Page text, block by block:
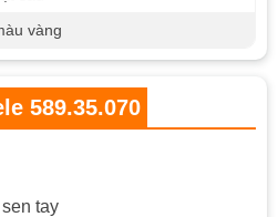
vàng
589.35.070
tay